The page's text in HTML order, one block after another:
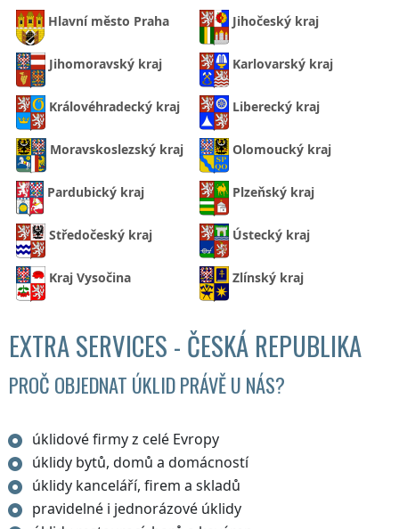
Hlavní město Praha Jihočeský kraj
Jihomoravský kraj Karlovarský kraj
Královéhradecký kraj Liberecký kraj
Moravskoslezský kraj Olomoucký kraj
Pardubický kraj Plzeňský kraj
Středočeský kraj Ústecký kraj
Kraj Vysočina Zlínský kraj
EXTRA SERVICES - ČESKÁ REPUBLIKA
PROČ OBJEDNAT ÚKLID PRÁVĚ U NÁS?
úklidové firmy z celé Evropy
úklidy bytů, domů a domácností
úklidy kanceláří, firem a skladů
pravidelné i jednorázové úklidy